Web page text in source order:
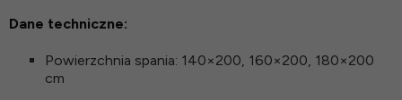
Dane techniczne:
Powierzchnia spania: 140×200, 160×200, 180×200
cm